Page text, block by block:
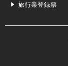
旅行業登録票